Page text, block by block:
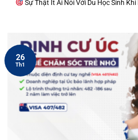
Sự Thật Ít Ai Nói Với Du Học Sinh Khi
26
Th1